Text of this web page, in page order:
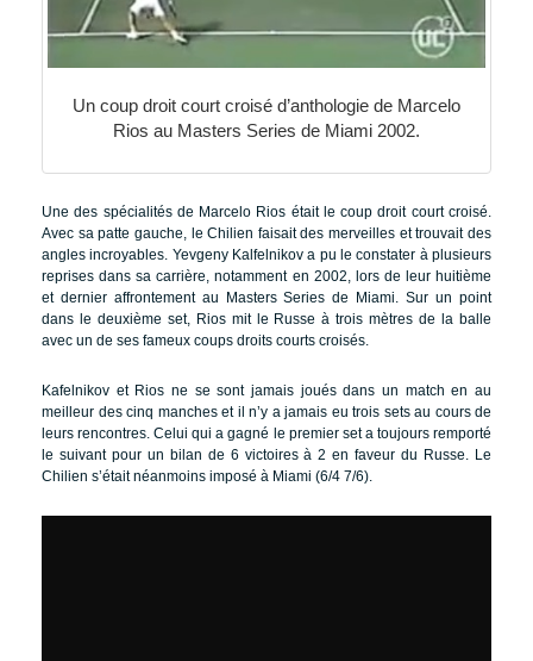
Un coup droit court croisé d’anthologie de Marcelo
Rios au Masters Series de Miami 2002.
Une des spécialités de Marcelo Rios était le coup droit court croisé.
Avec sa patte gauche, le Chilien faisait des merveilles et trouvait des
angles incroyables. Yevgeny Kalfelnikov a pu le constater à plusieurs
reprises dans sa carrière, notamment en 2002, lors de leur huitième
et dernier affrontement au Masters Series de Miami. Sur un point
dans le deuxième set, Rios mit le Russe à trois mètres de la balle
avec un de ses fameux coups droits courts croisés.
Kafelnikov et Rios ne se sont jamais joués dans un match en au
meilleur des cinq manches et il n’y a jamais eu trois sets au cours de
leurs rencontres. Celui qui a gagné le premier set a toujours remporté
le suivant pour un bilan de 6 victoires à 2 en faveur du Russe. Le
Chilien s’était néanmoins imposé à Miami (6/4 7/6).